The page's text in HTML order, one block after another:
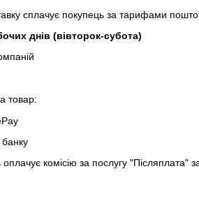
сплачує покупець за тарифами
днів (вівторок-субота)
товар:
комісію за послугу "Післяплата"